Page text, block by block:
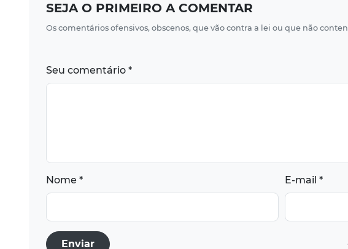
SEJA O PRIMEIRO A COMENTAR
Os comentários ofensivos, obscenos, que vão contra a lei ou que não
Seu comentário *
Nome * E-mail *
Enviar